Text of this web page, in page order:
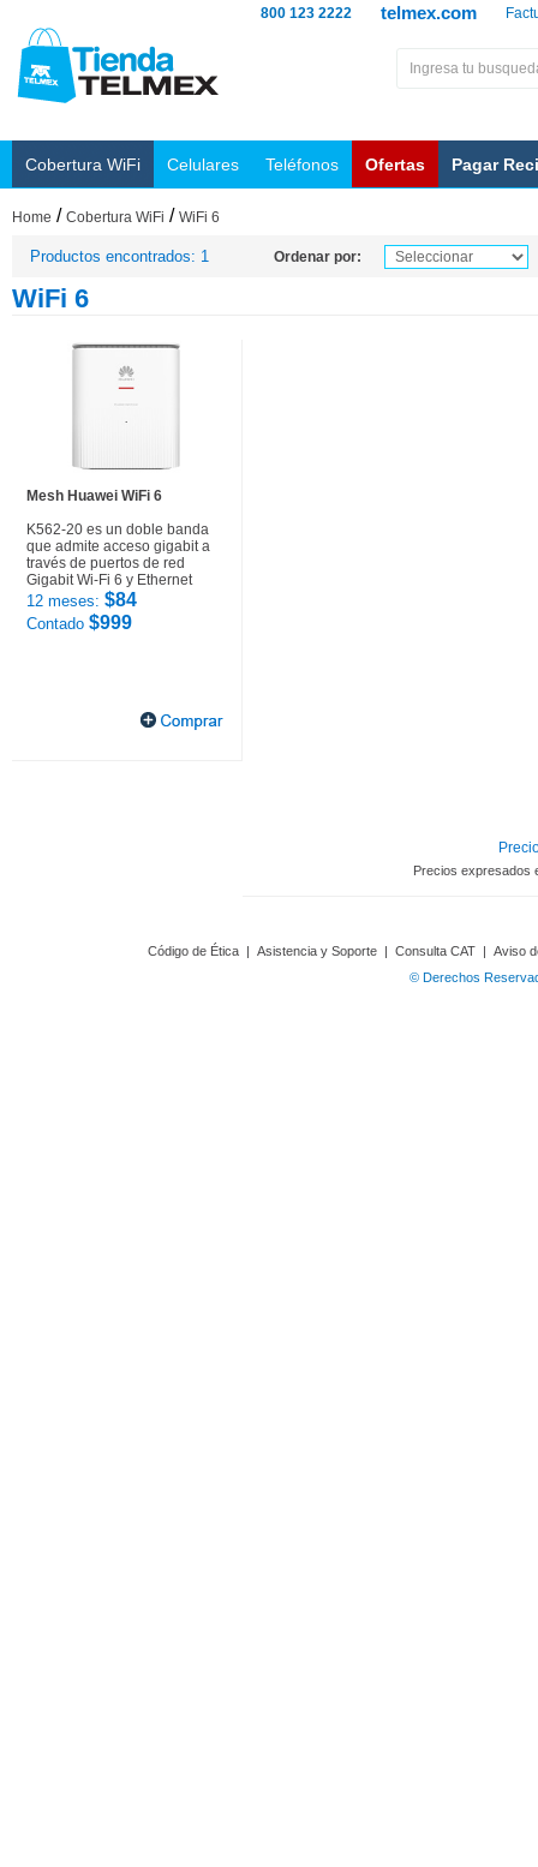
telmex.com
800 123 2222
Cobertura WiFi Celulares Teléfonos Ofertas Pagar
Home / Cobertura WiFi / WiFi 6
Productos encontrados: 1 Ordenar por:
WiFi 6
Mesh Huawei WiFi 6
K562-20 es un doble banda
que admite acceso gigabit a
través de puertos de red
Gigabit Wi-Fi 6 y Ethernet
12 meses: $84
Contado $999
Precios expresados
Código de Ética | Asistencia y Soporte | Consulta CAT | Aviso
© Derechos